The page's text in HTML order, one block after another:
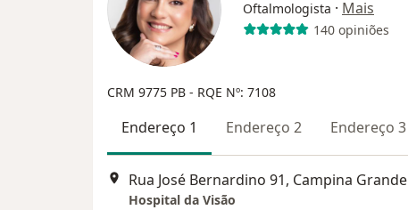
Oftalmologista · Mais
140 opiniões
CRM 9775 PB - RQE Nº: 7108
Endereço 1 Endereço 2 Endereço 3
Rua José Bernardino 91, Campina Grande
Hospital da Visão